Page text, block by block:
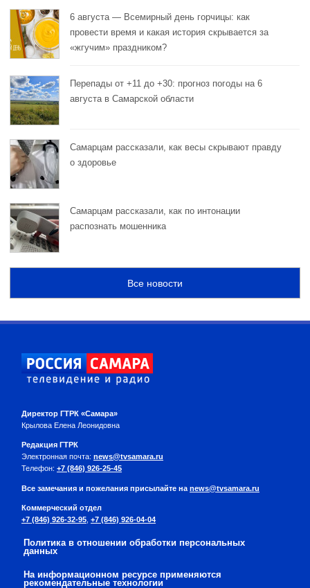
6 августа — Всемирный день горчицы: как
провести время и какая история скрывается за
«жгучим» праздником?
Перепады от +11 до +30: прогноз погоды на 6
августа в Самарской области
Самарцам рассказали, как весы скрывают правду
о здоровье
Самарцам рассказали, как по интонации
распознать мошенника
Все новости
Директор ГТРК «Самара»
Крылова Елена Леонидовна
Редакция ГТРК
Электронная почта: news@tvsamara.ru
Телефон: +7 (846) 926-25-45
Все замечания и пожелания присылайте на news@tvsamara.ru
Коммерческий отдел
+7 (846) 926-32-95 +7 (846) 926-04-04
Политика в отношении обработки персональных
данных
На информационном ресурсе применяются
рекомендательные технологии